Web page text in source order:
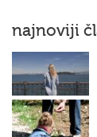
najnoviji